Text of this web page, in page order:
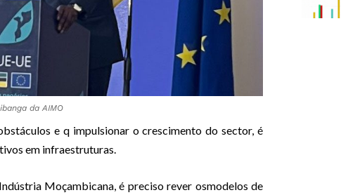
da AIMO
e q impulsionar o crescimento do sector, é
em infraestruturas.
Moçambicana, é preciso rever osmodelos de